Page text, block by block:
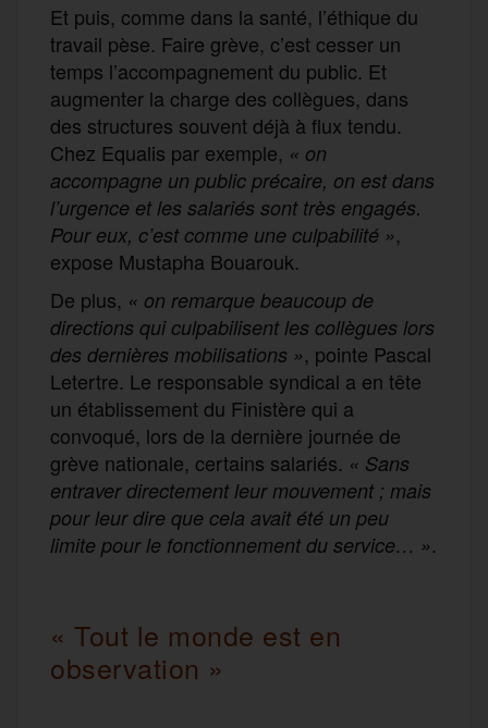
Et puis, comme dans la santé, l’éthique du
travail pèse. Faire grève, c’est cesser un
temps l’accompagnement du public. Et
augmenter la charge des collègues, dans
des structures souvent déjà à flux tendu.
Chez Equalis par exemple, « on
accompagne un public précaire, on est dans
l’urgence et les salariés sont très engagés.
Pour eux, c’est comme une culpabilité »,
expose Mustapha Bouarouk.
De plus, « on remarque beaucoup de
directions qui culpabilisent les collègues lors
des dernières mobilisations », pointe Pascal
Letertre. Le responsable syndical a en tête
un établissement du Finistère qui a
convoqué, lors de la dernière journée de
grève nationale, certains salariés. « Sans
entraver directement leur mouvement ; mais
pour leur dire que cela avait été un peu
limite pour le fonctionnement du service… ».
« Tout le monde est en
observation »